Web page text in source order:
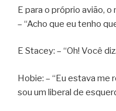
E para o próprio avião,
– “Acho que eu tenho
E Stacey: – “Oh! Você
Hobie: – “Eu estava me
sou um liberal de